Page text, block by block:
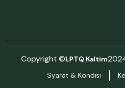
Copyright ©LPTQ Kaltim
Syarat & Kondisi